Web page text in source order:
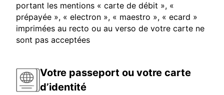
portant les mentions « carte de débit », «
prépayée », « electron », « maestro », « ecard »
imprimées au recto ou au verso de votre carte ne
sont pas acceptées
Votre passeport ou votre carte
d’identité